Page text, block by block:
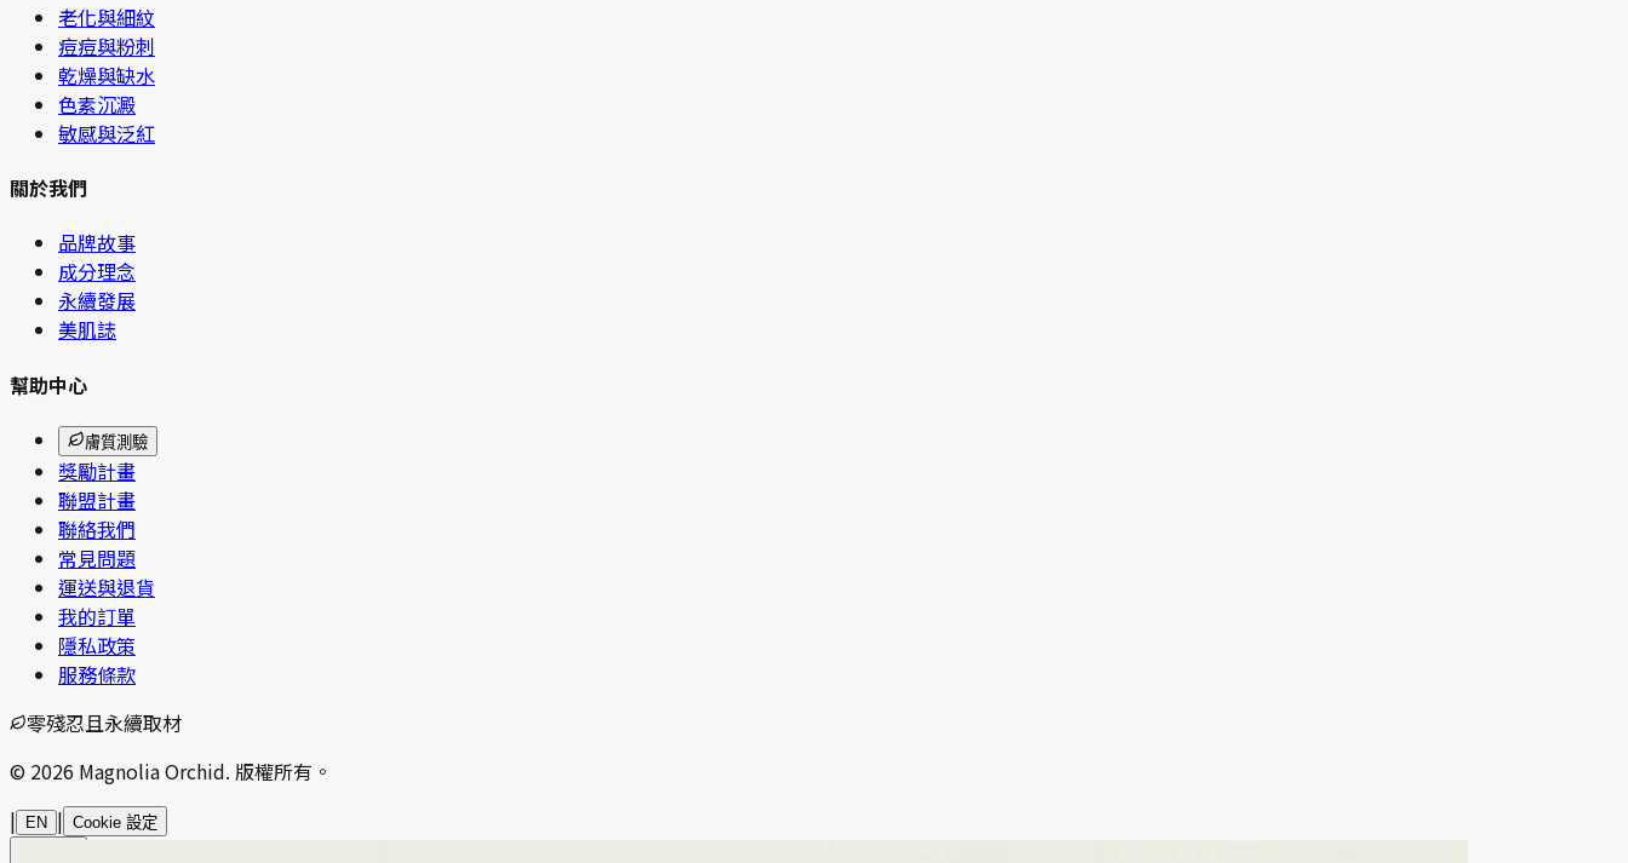
老化與細紋
痘痘與粉刺
乾燥與缺水
色素沉澱
敏感與泛紅
關於我們
品牌故事
成分理念
永續發展
美肌誌
幫助中心
膚質測驗
獎勵計畫
聯盟計畫
聯絡我們
常見問題
運送與退貨
我的訂單
隱私政策
服務條款
零殘忍且永續取材
© 2026 Magnolia Orchid. 版權所有。
|
EN | Cookie 設定